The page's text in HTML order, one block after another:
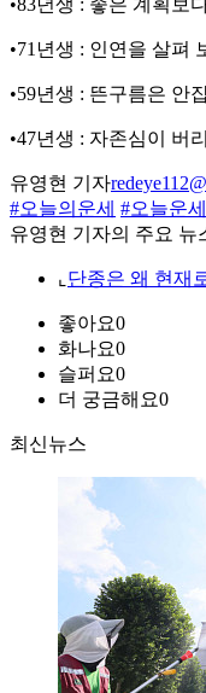
•83년생 : 좋은 계획보
•71년생 : 인연을 살펴
•59년생 : 뜬구름은 안
•47년생 : 자존심이 버
유영현 기자
#오늘의운세 #오늘운세
유영현 기자의 주요 뉴
⌞ 단종은 왜 현재
좋아요0
화나요0
슬퍼요0
더 궁금해요0
최신뉴스